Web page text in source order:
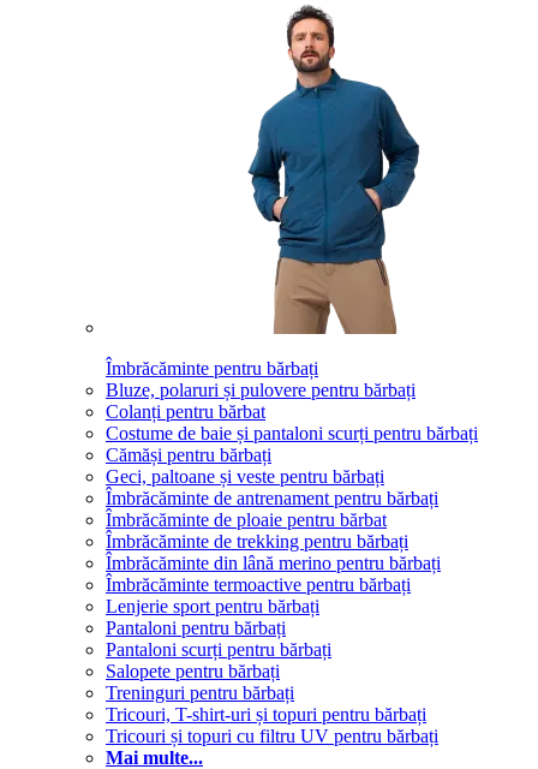
Îmbrăcăminte pentru bărbați
Bluze, polaruri și pulovere pentru bărbați
Colanți pentru bărbat
Costume de baie și pantaloni scurți pentru bărbați
Cămăși pentru bărbați
Geci, paltoane și veste pentru bărbați
Îmbrăcăminte de antrenament pentru bărbați
Îmbrăcăminte de ploaie pentru bărbat
Îmbrăcăminte de trekking pentru bărbați
Îmbrăcăminte din lână merino pentru bărbați
Îmbrăcăminte termoactive pentru bărbați
Lenjerie sport pentru bărbați
Pantaloni pentru bărbați
Pantaloni scurți pentru bărbați
Salopete pentru bărbați
Treninguri pentru bărbați
Tricouri, T-shirt-uri și topuri pentru bărbați
Tricouri și topuri cu filtru UV pentru bărbați
Mai multe...